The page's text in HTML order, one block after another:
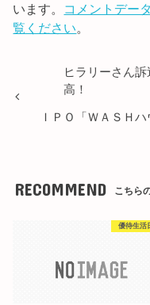
います。 コメントデー
覧ください
ヒラリーさん
高！
ＩＰＯ「ＷＡＳＨ
RECOMMEND こちら
優待生活